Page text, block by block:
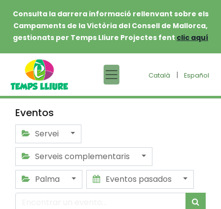
Consulta la darrera informació rellenvant sobre els
Campaments de la Victòria del Consell de Mallorca,
gestionats per Temps Lliure Projectes fent clic aquí
Català | Español
Eventos
Servei
Serveis complementaris
Palma
Eventos pasados